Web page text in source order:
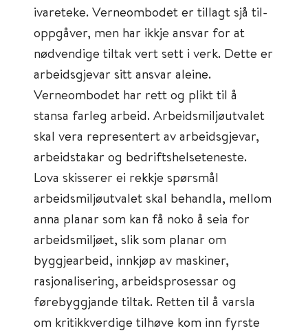
ivareteke. Verneombodet er tillagt sjå til-
oppgåver, men har ikkje ansvar for at
nødvendige tiltak vert sett i verk. Dette er
arbeidsgjevar sitt ansvar aleine.
Verneombodet har rett og plikt til å
stansa farleg arbeid. Arbeidsmiljøutvalet
skal vera representert av arbeidsgjevar,
arbeidstakar og bedriftshelseteneste.
Lova skisserer ei rekkje spørsmål
arbeidsmiljøutvalet skal behandla, mellom
anna planar som kan få noko å seia for
arbeidsmiljøet, slik som planar om
byggjearbeid, innkjøp av maskiner,
rasjonalisering, arbeidsprosessar og
førebyggjande tiltak. Retten til å varsla
om kritikkverdige tilhøve kom inn fyrste